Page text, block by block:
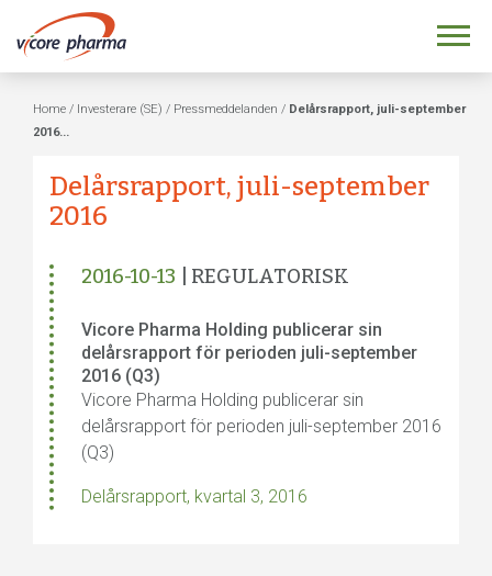
Home / Investerare (SE) / Pressmeddelanden / Delårsrapport, juli-september
2016...
Delårsrapport, juli-september
2016
2016-10-13 | REGULATORISK
Vicore Pharma Holding publicerar sin
delårsrapport för perioden juli-september
2016 (Q3)
Vicore Pharma Holding publicerar sin
delårsrapport för perioden juli-september 2016
(Q3)
Delårsrapport, kvartal 3, 2016